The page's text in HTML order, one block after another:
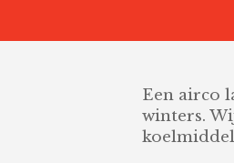
Een airco
winters.